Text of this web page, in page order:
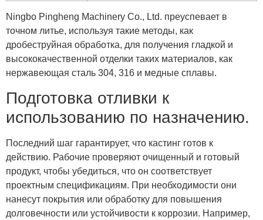
Ningbo Pingheng Machinery Co., Ltd. преуспевает в
точном литье, используя такие методы, как
дробеструйная обработка, для получения гладкой и
высококачественной отделки таких материалов, как
нержавеющая сталь 304, 316 и медные сплавы.
Подготовка отливки к
использованию по назначению.
Последний шаг гарантирует, что кастинг готов к
действию. Рабочие проверяют очищенный и готовый
продукт, чтобы убедиться, что он соответствует
проектным спецификациям. При необходимости они
нанесут покрытия или обработку для повышения
долговечности или устойчивости к коррозии. Например,